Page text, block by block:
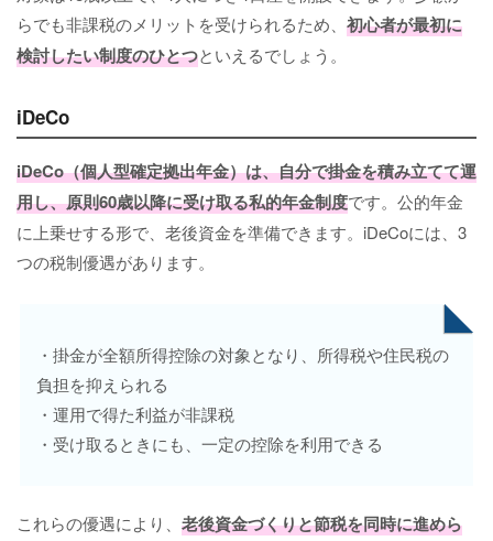
らでも非課税のメリットを受けられるため、 初心者が最初に
検討したい制度のひとつといえるでしょう。
iDeCo
iDeCo（個人型確定拠出年金）は、自分で掛金を積み立てて運
用し、原則60歳以降に受け取る私的年金制度です。公的年金
に上乗せする形で、老後資金を準備できます。iDeCoには、3
つの税制優遇があります。
・掛金が全額所得控除の対象となり、所得税や住民税の
負担を抑えられる
・運用で得た利益が非課税
・受け取るときにも、一定の控除を利用できる
これらの優遇により、 老後資金づくりと節税を同時に進めら